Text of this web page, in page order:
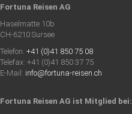
Fortuna Reisen AG
Haselmatte 10b
CH-6210 Sursee
Telefon: +41 (0)41 850 75 08
Telefax: +41 (0)41 850 37 75
E-Mail: info@fortuna-reisen.ch
Fortuna Reisen AG ist Mitglied bei: